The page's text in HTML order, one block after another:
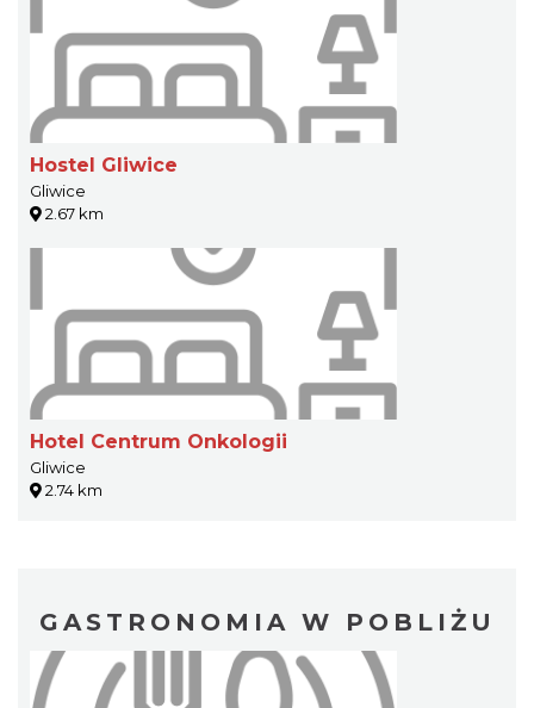
Hostel Gliwice
Gliwice
2.67 km
Hotel Centrum Onkologii
Gliwice
2.74 km
GASTRONOMIA W POBLIŻU